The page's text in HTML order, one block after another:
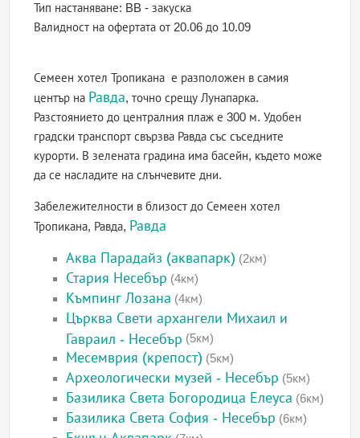
Тип настаняване: BB - закуска
Валидност на офертатаот 20.06 до 10.09
Семеен хотел Тропикана е разположен в самия
център на Равда, точно срещу Лунапарка.
Разстоянието до централния плаж е 300 м. Удобен
градски транспорт свързва Равда със съседните
курорти. В зелената градина има басейн, където може
да се насладите на слънчевите дни.
Забележителности в близост до Семеен хотел
Тропикана, Равда, Равда
Аква Парадайз (аквапарк) (2км)
Стария Несебър (4км)
Къмпинг Лозана (4км)
Църква Свети архангели Михаил и
Гавраил - Несебър (5км)
Месемврия (крепост) (5км)
Археологически музей - Несебър (5км)
Базилика Света Богородица Елеуса (6км)
Базилика Света София - Несебър (6км)